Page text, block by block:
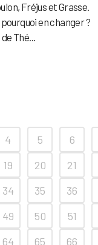
Fréjus et Grasse.
en changer ?
Thé...
4 5 6
19 20 21
34 35 36
49 50 51
64 65 66